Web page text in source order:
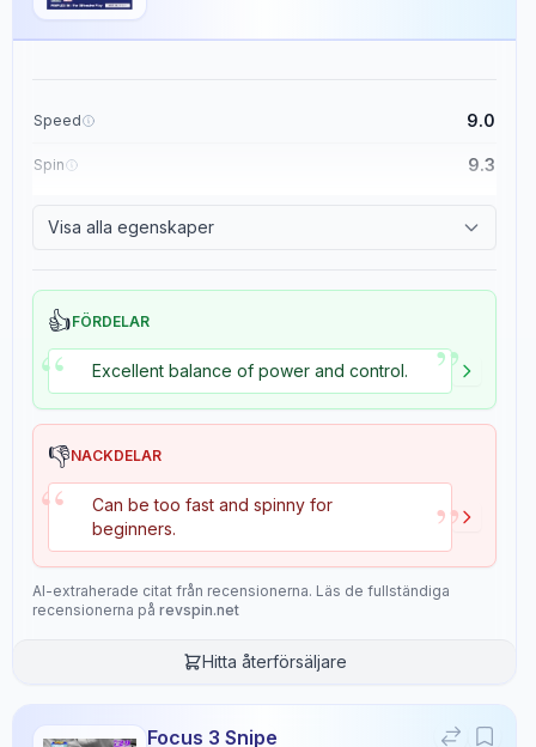
Speed 9.0
Spin 9.3
Visa alla egenskaper
👍FÖRDELAR
“ Excellent balance of power and control. ”
👎NACKDELAR
“
Can be too fast and spinny for
beginners.
”
AI-extraherade citat från recensionerna. Läs de fullständiga
recensionerna på revspin.net
Hitta återförsäljare
Focus 3 Snipe
Weight
6.4 5.8
Consistency
8.6
Durability
3.1
Overall
8.1
Recensionsdata
Confidence: 80%